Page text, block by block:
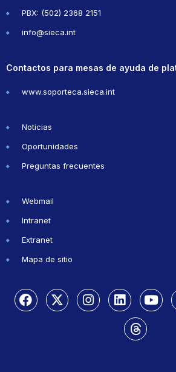
PBX: (502) 2368 2151
info@sieca.int
Contactos para mesas de ayuda de
www.soporteca.sieca.int
Noticias
Oportunidades
Preguntas frecuentes
Webmail
Intranet
Extranet
Mapa de sitio